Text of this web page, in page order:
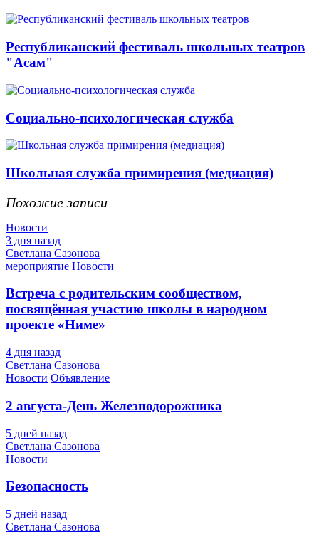
Республиканский фестиваль школьных театров
"Асам"
Социально-психологическая служба
Школьная служба примирения (медиация)
Похожие записи
Новости
3 дня назад
Светлана Сазонова
мероприятие Новости
Встреча с родительским сообществом,
посвящённая участию школы в народном
проекте «Ниме»
4 дня назад
Светлана Сазонова
Новости Объявление
2 августа-День Железнодорожника
5 дней назад
Светлана Сазонова
Новости
Безопасность
5 дней назад
Светлана Сазонова